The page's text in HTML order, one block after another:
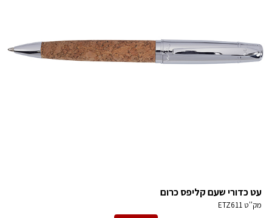
עט כדורי שעם קליפס כרום
מק''טETZ611